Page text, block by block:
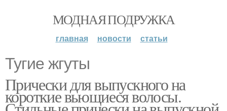
МОДНАЯ ПОДРУЖКА
главная новости статьи
Тугие жгуты
Прически для выпускного на
короткие вьющиеся волосы.